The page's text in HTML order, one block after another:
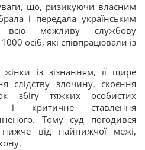
що, ризикуючи власним
і передала українським
всю можливу службову
осіб, які співпрацювали із
жінки із зізнанням, її щире
слідству злочину, скоєння
збігу тяжких особистих
і критичне ставлення
Тому суд погодився
від найнижчої межі,